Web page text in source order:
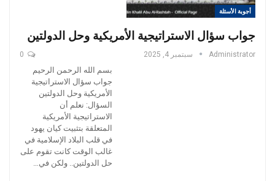
أجوبة الأسئلة
جواب سؤال الاستراتيجية الأمريكية وحل الدولتين
Administrator سبتمبر 4, 2025
بسم الله الرحمن الرحيم
جواب سؤال الاستراتيجية
الأمريكية وحل الدولتين
السؤال: نعلم أن
الاستراتيجية الأمريكية
المتعلقة بتثبيت كيان يهود
في قلب البلاد الإسلامية في
غالب الوقت كانت تقوم على
حل الدولتين.. ولكن في…